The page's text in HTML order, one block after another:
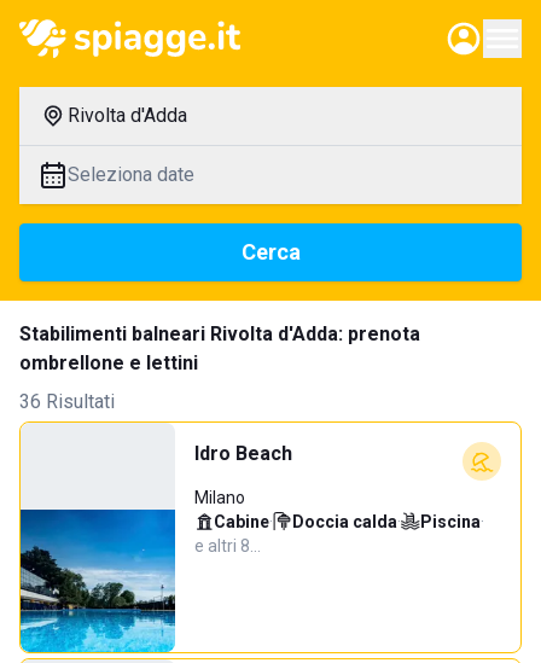
Rivolta d'Adda
Seleziona date
Cerca
Stabilimenti balneari Rivolta d'Adda: prenota
ombrellone e lettini
36 Risultati
Idro Beach
Milano
Cabine· Doccia calda· Piscina·
e altri 8…